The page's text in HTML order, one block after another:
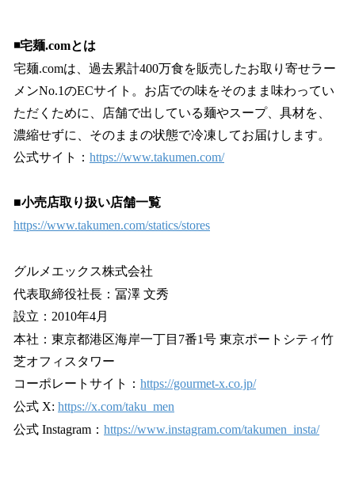
◾️宅麺.comとは
宅麺.comは、過去累計400万食を販売したお取り寄せラー
メンNo.1のECサイト。お店での味をそのまま味わってい
ただくために、店舗で出している麺やスープ、具材を、
濃縮せずに、そのままの状態で冷凍してお届けします。
公式サイト： https://www.takumen.com/
■小売店取り扱い店舗一覧
https://www.takumen.com/statics/stores
グルメエックス株式会社
代表取締役社長：冨澤 文秀
設立：2010年4月
本社：東京都港区海岸一丁目7番1号 東京ポートシティ竹
芝オフィスタワー
コーポレートサイト： https://gourmet-x.co.jp/
公式 X: https://x.com/taku_men
公式 Instagram： https://www.instagram.com/takumen_insta/